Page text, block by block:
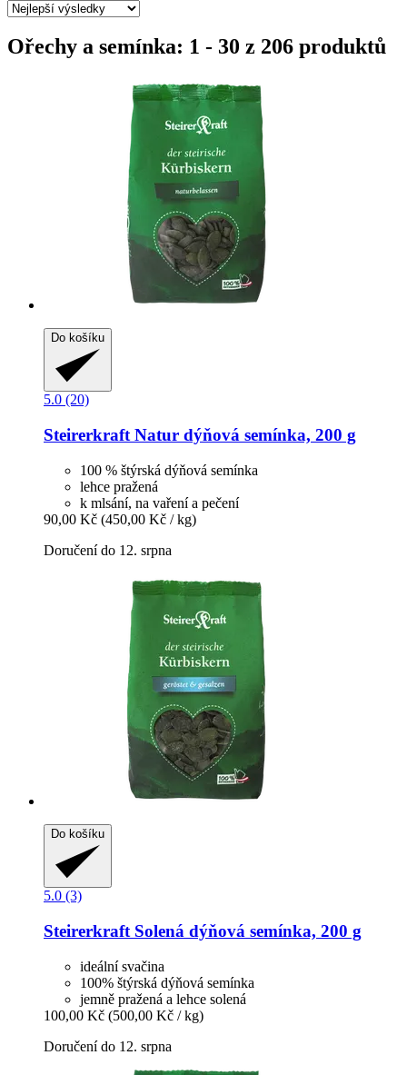
Ořechy a semínka: 1 - 30 z 206 produktů
Do košíku
5.0 (20)
SteirerkraftNatur dýňová semínka, 200 g
100 % štýrská dýňová semínka
lehce pražená
k mlsání, na vaření a pečení
90,00 Kč (450,00 Kč / kg)
Doručení do 12. srpna
Do košíku
5.0 (3)
Steirerkraft Solená dýňová semínka, 200 g
ideální svačina
100% štýrská dýňová semínka
jemně pražená a lehce solená
100,00 Kč (500,00 Kč / kg)
Doručení do 12. srpna